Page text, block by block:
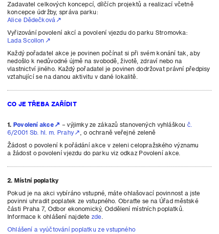
Zadavatel celkových koncepcí, dílčích projektů a realizací včetně
koncepce údržby, správa parku:
Alice Dědečková
Vyřizování povolení akcí a povolení vjezdu do parku Stromovka:
Lada Scollon
Každý pořadatel akce je povinen počínat si při svém konání tak, aby
nedošlo k nedůvodné újmě na svobodě, životě, zdraví nebo na
vlastnictví jiného. Každý pořadatel je povinen dodržovat právní předpisy
vztahující se na danou aktivitu v dané lokalitě.
CO JE TŘEBA ZAŘÍDIT
1. Povolení akce – výjimky ze zákazů stanovených vyhláškou č.
6/2001 Sb. hl. m. Prahy
, o ochraně veřejné zeleně
Žádost o povolení k pořádání akce v zeleni celopražského významu
a žádost o povolení vjezdu do parku viz odkaz Povolení akce.
2. Místní poplatky
Pokud je na akci vybíráno vstupné, máte ohlašovací povinnost a jste
povinni uhradit poplatek ze vstupného. Obraťte se na Úřad městské
části Praha 7, Odbor ekonomický, Oddělení místních poplatků.
Informace k ohlášení najdetezde
Ohlášení a vyúčtování poplatku ze vstupného